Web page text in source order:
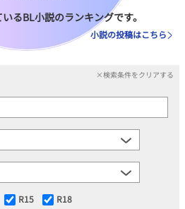
るBL小説のランキングです。
小説の投稿はこちら
×検索条件をクリアする
R15 R18